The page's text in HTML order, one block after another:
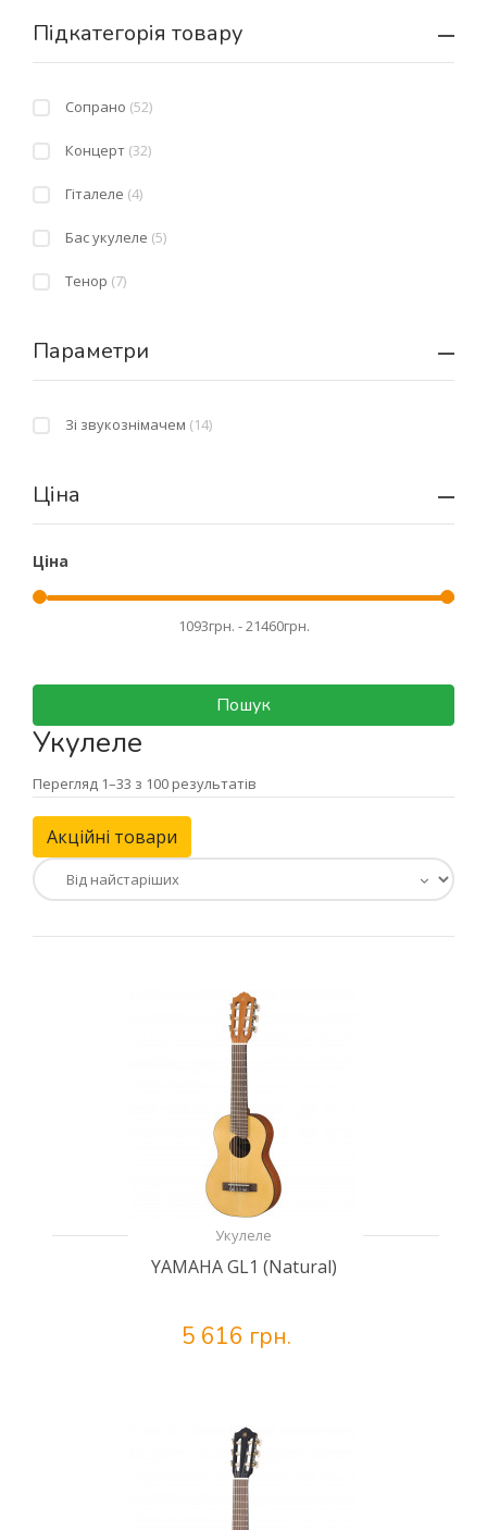
IBANEZ(1)
KALA(16)
CORDOBA(3)
Підкатегорія товару
Сопрано (52)
Концерт (32)
Гіталеле (4)
Бас укулеле (5)
Тенор (7)
Параметри
Зі звукознімачем (14)
Ціна
Ціна
Пошук
Укулеле
Перегляд 1–33 з 100 результатів
Акційні товари
Укулеле
YAMAHA GL1 (Natural)
5 616 грн.